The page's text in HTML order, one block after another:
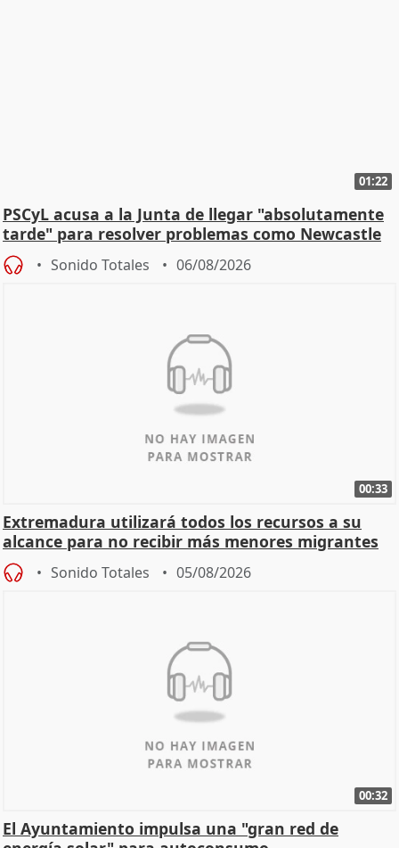
01:22
PSCyL acusa a la Junta de llegar "absolutamente
tarde" para resolver problemas como Newcastle
Sonido Totales 06/08/2026
00:33
Extremadura utilizará todos los recursos a su
alcance para no recibir más menores migrantes
Sonido Totales 05/08/2026
00:32
El Ayuntamiento impulsa una "gran red de